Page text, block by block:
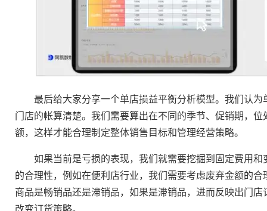
最后给大家分享一个单店损益平衡分析模型。我们认为
门店的帐算清楚。我们需要算出在不同的季节、促销期，
额，这样才能合理制定整体销售目标和管理经营策略。
如果当前是亏损的表现，我们就需要挖掘到固定费用和
的合理性，例如在便利店行业，我们需要考虑废弃金额的
商品是畅销品还是滞销品，如果是滞销品，进而反映出门
改变订货策略。